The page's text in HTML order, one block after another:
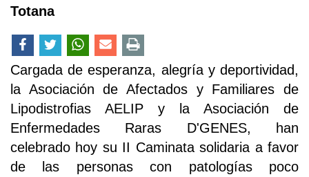
Totana
Cargada de esperanza, alegría y deportividad,
la Asociación de Afectados y Familiares de
Lipodistrofias AELIP y la Asociación de
Enfermedades Raras D'GENES, han
celebrado hoy su II Caminata solidaria a favor
de las personas con patologías poco